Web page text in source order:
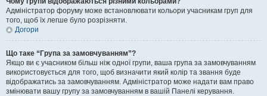
Адміністратор форуму може встановлювати кольори учасникам груп для
того, щоб їх легше було розрізняти.
Догори
Що таке “Група за замовчуванням”?
Якщо ви є учасником більш ніж одної групи, ваша група за замовчуванням
використовується для того, щоб визначити який колір та звання буде
відображатись за замовчуванням. Адміністратор може надати вам право
змінювати вашу групу за замовчуванням в вашій Панелі керування.